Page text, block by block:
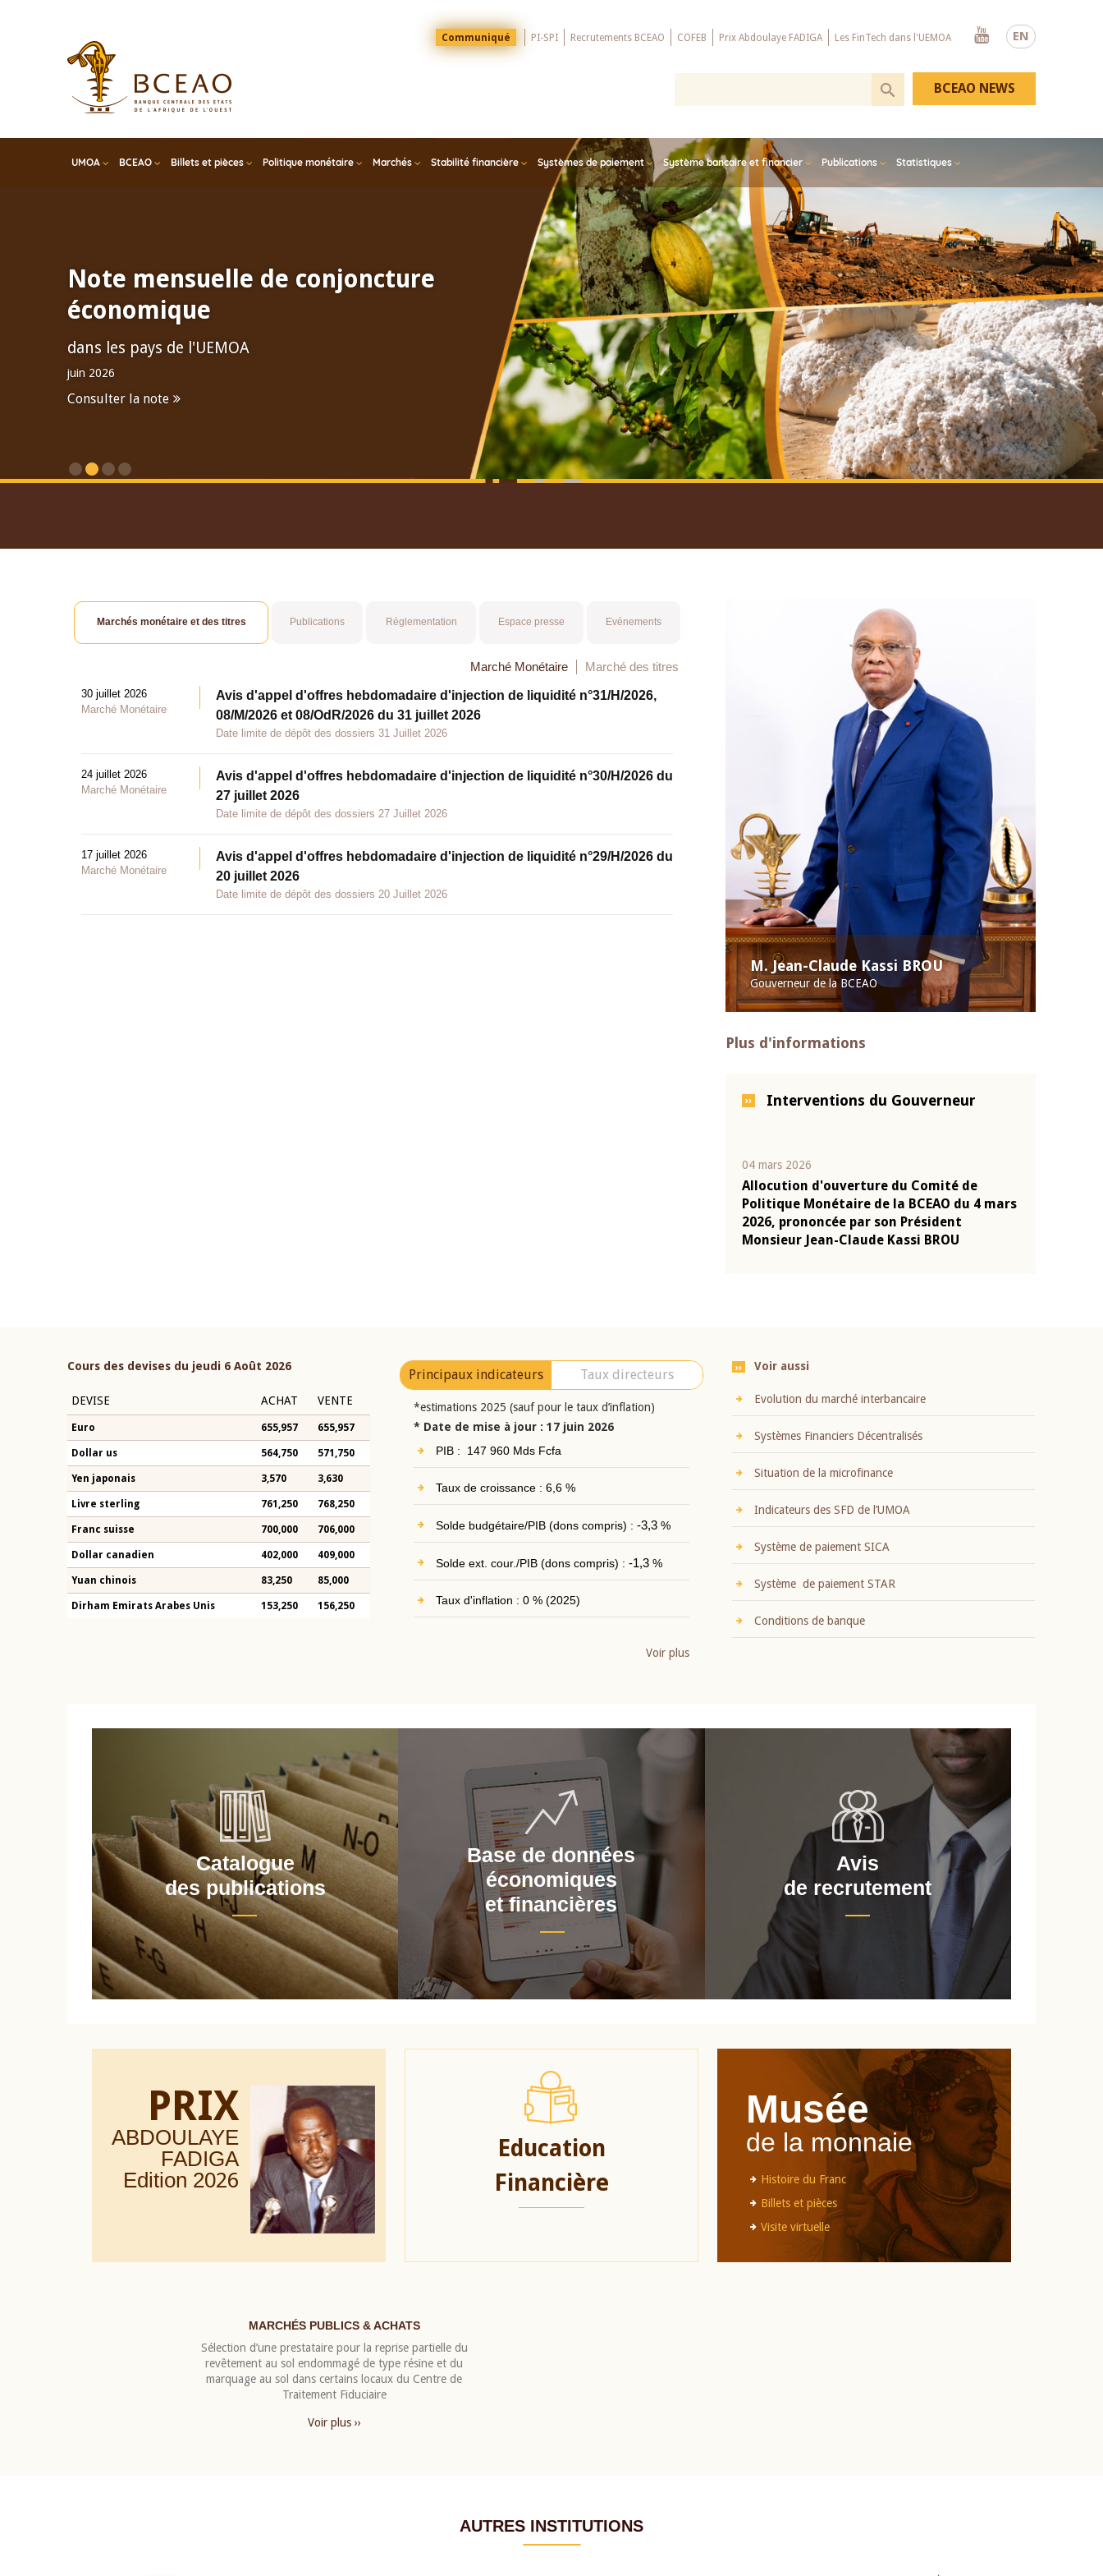
EN
Menu
Top
Communiqué PI-SPI Recrutements BCEAO COFEB Prix Abdoulaye FADIGA Les FinTech dans l'UEMOA
Youtube
UMOA BCEAO Billets et pièces Politique monétaire Marchés Stabilité financière Systèmes de paiement Système bancaire et financier Publications Statistiques
BCEAO NEWS
Note mensuelle de conjoncture
économique
dans les pays de l'UEMOA
juin 2026
Consulter la note
M. Jean-Claude Kassi BROU
Gouverneur de la BCEAO
Plus d'informations
Interventions du Gouverneur
04 mars 2026
Allocution d'ouverture du Comité de
Politique Monétaire de la BCEAO du 4 mars
2026, prononcée par son Président
Monsieur Jean-Claude Kassi BROU
Marchés monétaire et des titres Publications Réglementation Espace presse Evénements
Marché Monétaire Marché des titres
30 juillet 2026
Marché Monétaire
Avis d'appel d'offres hebdomadaire d'injection de liquidité n°31/H/2026,
08/M/2026 et 08/OdR/2026 du 31 juillet 2026
Date limite de dépôt des dossiers 31 Juillet 2026
24 juillet 2026
Marché Monétaire
Avis d'appel d'offres hebdomadaire d'injection de liquidité n°30/H/2026 du
27 juillet 2026
Date limite de dépôt des dossiers 27 Juillet 2026
17 juillet 2026
Marché Monétaire
Avis d'appel d'offres hebdomadaire d'injection de liquidité n°29/H/2026 du
20 juillet 2026
Date limite de dépôt des dossiers 20 Juillet 2026
Cours des devises du jeudi 6 Août 2026
DEVISE ACHAT VENTE
Euro 655,957 655,957
Dollar us 564,750 571,750
Yen japonais 3,570 3,630
Livre sterling 761,250 768,250
Franc suisse 700,000 706,000
Dollar canadien 402,000 409,000
Yuan chinois 83,250 85,000
Dirham Emirats Arabes Unis 153,250 156,250
Principaux indicateurs Taux directeurs
*estimations 2025 (sauf pour le taux d’inflation)
* Date de mise à jour : 17 juin 2026
PIB : 147 960 Mds Fcfa
Taux de croissance : 6,6 %
Solde budgétaire/PIB (dons compris) : -3,3%
Solde ext. cour./PIB (dons compris) : -1,3%
Taux d'inflation : 0 % (2025)
Voir plus
Voir aussi
Evolution du marché interbancaire
Systèmes Financiers Décentralisés
Situation de la microfinance
Indicateurs des SFD de l’UMOA
Système de paiement SICA
Système de paiement STAR
Conditions de banque
Catalogue
des publications
Base de données
économiques
et financières
Avis
de recrutement
PRIX
ABDOULAYE
FADIGA
Edition 2026
Education
Financière
Musée
de la monnaie
Histoire du Franc
Billets et pièces
Visite virtuelle
MARCHÉS PUBLICS & ACHATS
Sélection d’une prestataire pour la reprise partielle du
revêtement au sol endommagé de type résine et du
marquage au sol dans certains locaux du Centre de
Traitement Fiduciaire
Voir plus ››
AUTRES INSTITUTIONS